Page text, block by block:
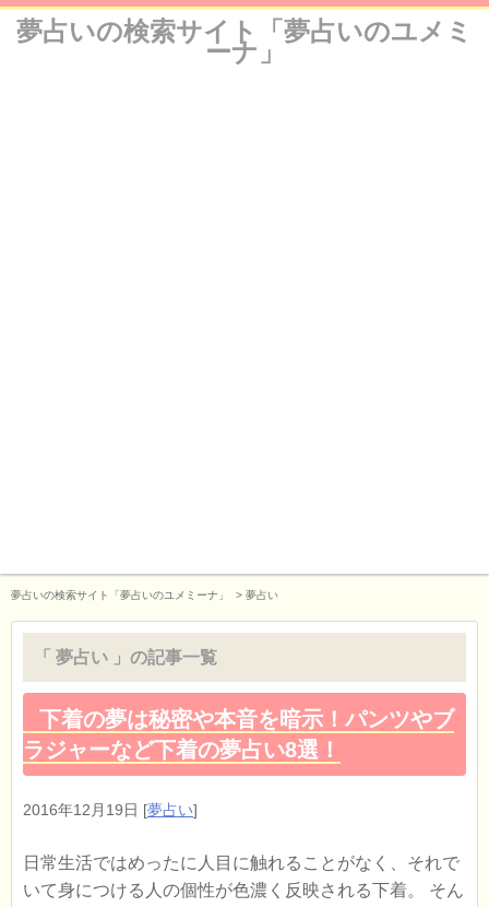
夢占いの検索サイト「夢占いのユメミ
ーナ」
夢占いの検索サイト「夢占いのユメミーナ」 > 夢占い
「 夢占い 」の記事一覧
下着の夢は秘密や本音を暗示！パンツやブ
ラジャーなど下着の夢占い8選！
2016年12月19日 [夢占い]
日常生活ではめったに人目に触れることがなく、それで
いて身につける人の個性が色濃く反映される下着。 そん